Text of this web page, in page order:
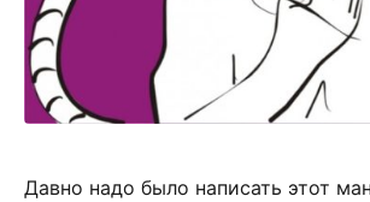
Давно надо было написать этот